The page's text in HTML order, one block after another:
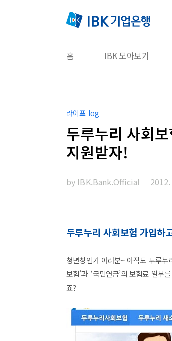
홈 IBK 모아보기
라이프 log
두루누리 사회
지원받자!
by IBK.Bank.Official
두루누리 사회보험 가입하
청년창업가 여러분~ 아직도 두루
보험’과 ‘국민연금’의 보험료 일
죠?